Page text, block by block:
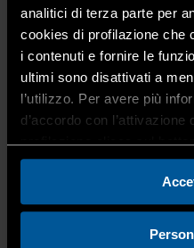
analitici di terza parte per
cookies di profilazione che
i contenuti e fornire le
ultimi sono disattivati a
l’utilizzo. Per avere più
d’accordo con
profilazione clicca sul
L’iniziativa è promossa
Digitale nelle PMI e dalla
Politecnico di Milano e si
Sala Ada Lovelace,
(via Santa Sofia 28, Milano).
Dopo i saluti introduttivi a
dell’Osservatorio
Politecnico di Milano,
quale verranno